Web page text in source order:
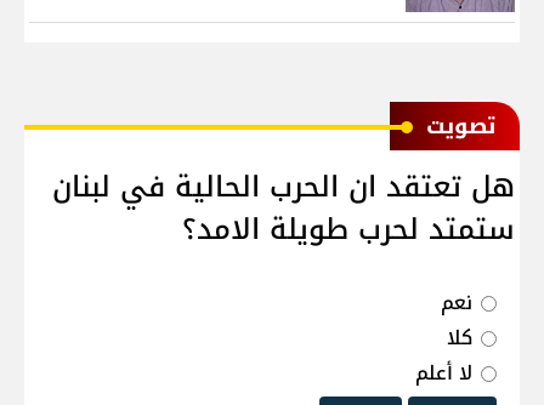
ﺗﺼﻮﻳﺖ
هل تعتقد ان الحرب الحالية في لبنان
ستمتد لحرب طويلة الامد؟
نعم
كلا
لا أعلم